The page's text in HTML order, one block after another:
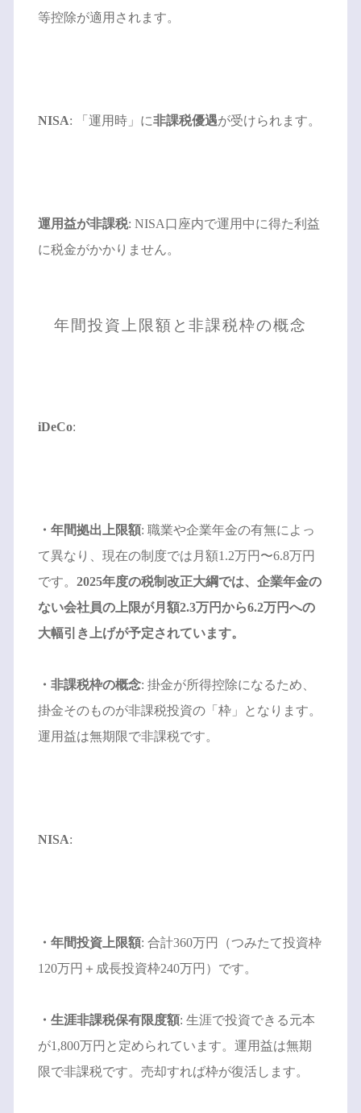
等控除が適用されます。
NISA: 「運用時」に非課税優遇が受けられます。
運用益が非課税: NISA口座内で運用中に得た利益
に税金がかかりません。
年間投資上限額と非課税枠の概念
iDeCo:
・年間拠出上限額: 職業や企業年金の有無によっ
て異なり、現在の制度では月額1.2万円〜6.8万円
です。 2025年度の税制改正大綱では、企業年金の
ない会社員の上限が月額2.3万円から6.2万円への
大幅引き上げが予定されています。
・非課税枠の概念: 掛金が所得控除になるため、
掛金そのものが非課税投資の「枠」となります。
運用益は無期限で非課税です。
NISA:
・年間投資上限額: 合計360万円（つみたて投資枠
120万円＋成長投資枠240万円）です。
・生涯非課税保有限度額: 生涯で投資できる元本
が1,800万円と定められています。運用益は無期
限で非課税です。売却すれば枠が復活します。